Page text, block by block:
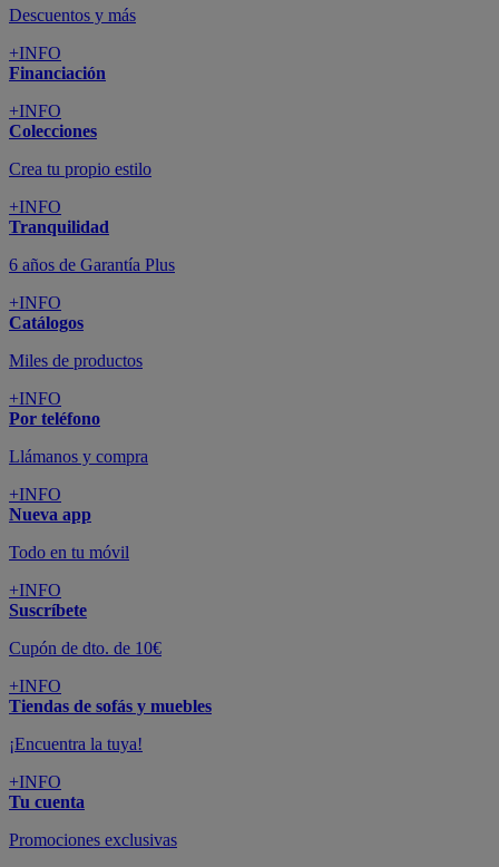
Descuentos y más
+INFO
Financiación
+INFO
Colecciones
Crea tu propio estilo
+INFO
Tranquilidad
6 años de Garantía Plus
+INFO
Catálogos
Miles de productos
+INFO
Por teléfono
Llámanos y compra
+INFO
Nueva app
Todo en tu móvil
+INFO
Suscríbete
Cupón de dto. de 10€
+INFO
Tiendas de sofás y muebles
¡Encuentra la tuya!
+INFO
Tu cuenta
Promociones exclusivas